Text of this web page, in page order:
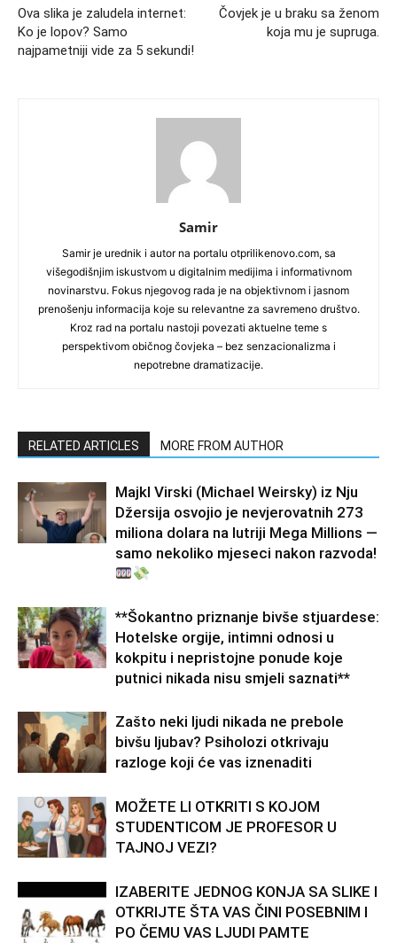
Ova slika je zaludela internet:
Ko je lopov? Samo
najpametniji vide za 5 sekundi!
Čovjek je u braku sa ženom
koja mu je supruga.
Samir
Samir je urednik i autor na portalu otprilikenovo.com, sa
višegodišnjim iskustvom u digitalnim medijima i informativnom
novinarstvu. Fokus njegovog rada je na objektivnom i jasnom
prenošenju informacija koje su relevantne za savremeno društvo.
Kroz rad na portalu nastoji povezati aktuelne teme s
perspektivom običnog čovjeka – bez senzacionalizma i
nepotrebne dramatizacije.
RELATED ARTICLES MORE FROM AUTHOR
Majkl Virski (Michael Weirsky) iz Nju
Džersija osvojio je nevjerovatnih 273
miliona dolara na lutriji Mega Millions —
samo nekoliko mjeseci nakon razvoda!
**Šokantno priznanje bivše stjuardese:
Hotelske orgije, intimni odnosi u
kokpitu i nepristojne ponude koje
putnici nikada nisu smjeli saznati**
Zašto neki ljudi nikada ne prebole
bivšu ljubav? Psiholozi otkrivaju
razloge koji će vas iznenaditi
MOŽETE LI OTKRITI S KOJOM
STUDENTICOM JE PROFESOR U
TAJNOJ VEZI?
IZABERITE JEDNOG KONJA SA SLIKE I
OTKRIJTE ŠTA VAS ČINI POSEBNIM I
PO ČEMU VAS LJUDI PAMTE